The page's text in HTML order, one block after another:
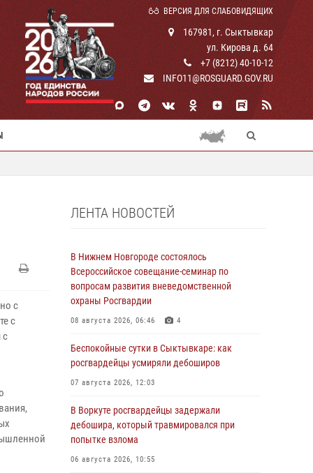
ВЕРСИЯ ДЛЯ СЛАБОВИДЯЩИХ
167981, г. Сыктывкар
ул. Кирова д. 64
+7 (8212) 40-10-12
INFO11@ROSGUARD.GOV.RU
с
с
с
ЛЕНТА НОВОСТЕЙ
В Нижнем Новгороде состоялось
Всероссийское совещание-семинар по
вопросам развития вневедомственной
охраны Росгвардии
08 августа 2026, 06:46 4
Беспокойные сутки в Сыктывкаре: как
росгвардейцы усмиряли дебоширов
07 августа 2026, 12:03
В Воркуте росгвардейцы задержали
дебошира, который травмировался при
попытке взлома
06 августа 2026, 10:55